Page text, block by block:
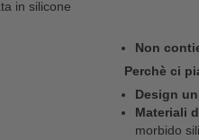
in silicone
Diverse
Diversi
Non
Perchè ci
Design
Materiali
morbido